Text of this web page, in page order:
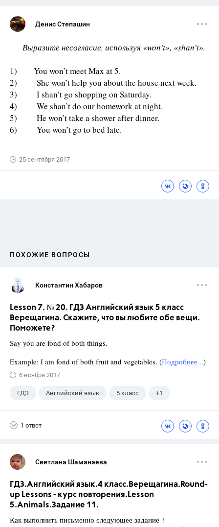
Денис Степашин
Выразите несогласие, используя «won’t», «shan’t».
1) You won’t meet Max at 5.
2) She won’t help you about the house next week.
3) I shan’t go shopping on Saturday.
4) We shan’t do our homework at night.
5) He won’t take a shower after dinner.
6) You won’t go to bed late.
25 сентября 2017
ПОХОЖИЕ ВОПРОСЫ
Константин Хабаров
Lesson 7. № 20. ГДЗ Английский язык 5 класс
Верещагина. Скажите, что вы любите обе вещи.
Поможете?
Say you are fond of both things.
Example: I am fond of both fruit and vegetables. (Подробнее...)
6 ноября 2017
ГДЗ Английский язык 5 класс +1
1 ответ
Светлана Шаманаева
ГДЗ.Английский язык.4 класс.Верещагина.Round-
up Lessons - курс повторения.Lesson
5.Animals.Задание 11.
Как выполнить письменно следующее задание ?